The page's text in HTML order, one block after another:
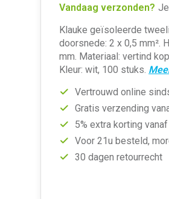
Vandaag verzonden?
Klauke geïsoleerde
doorsnede: 2 x 0,5 mm².
mm. Materiaal: vertind
Kleur: wit, 100 stuks.
Vertrouwd online
Gratis verzending
5% extra korting
Voor 21u besteld,
30 dagen retourrecht